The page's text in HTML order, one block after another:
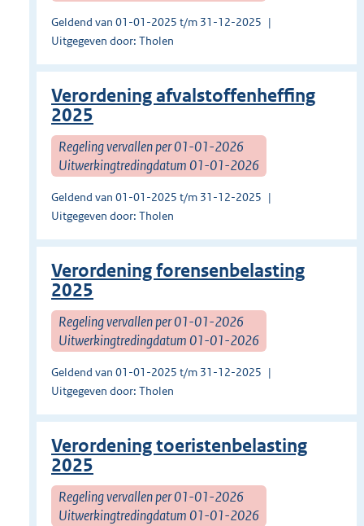
Geldend van 01-01-2025 t/m 31-12-2025
Uitgegeven door: Tholen
Verordening afvalstoffenheffing
2025
Regeling vervallen per 01-01-2026
Uitwerkingtredingdatum 01-01-2026
Geldend van 01-01-2025 t/m 31-12-2025
Uitgegeven door: Tholen
Verordening forensenbelasting
2025
Regeling vervallen per 01-01-2026
Uitwerkingtredingdatum 01-01-2026
Geldend van 01-01-2025 t/m 31-12-2025
Uitgegeven door: Tholen
Verordening toeristenbelasting
2025
Regeling vervallen per 01-01-2026
Uitwerkingtredingdatum 01-01-2026